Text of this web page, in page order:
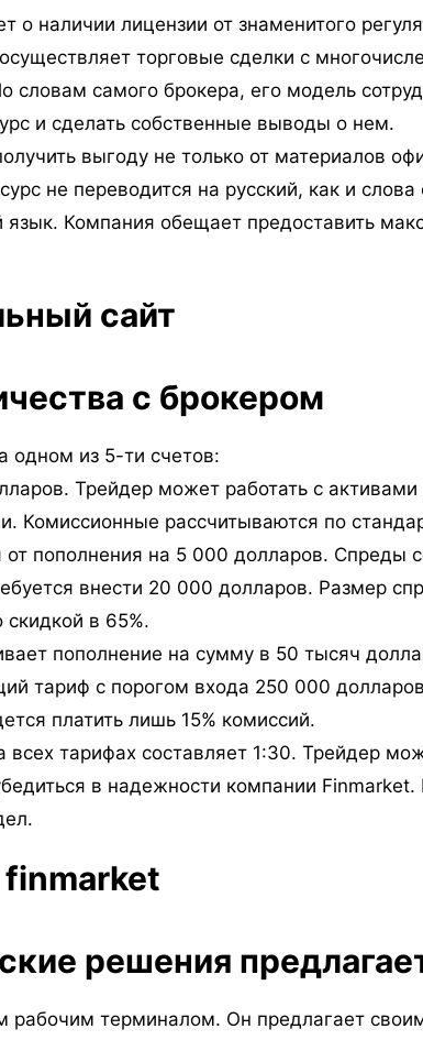
о наличии лицензии от знаменитого
торговые сделки с
словам самого брокера, его модель
и сделать собственные выводы о нем.
выгоду не только от материалов
не переводится на русский, как и
язык. Компания обещает предоставить
с брокером
одном из 5-ти счетов:
Трейдер может работать с
Комиссионные рассчитываются по
от пополнения на 5 000 долларов.
внести 20 000 долларов. Размер
в 65%.
пополнение на сумму в 50 тысяч
тариф с порогом входа 250 000
платить лишь 15% комиссий.
всех тарифах составляет 1:30. Трейдер
в надежности компании
решения
рабочим терминалом. Он предлагает